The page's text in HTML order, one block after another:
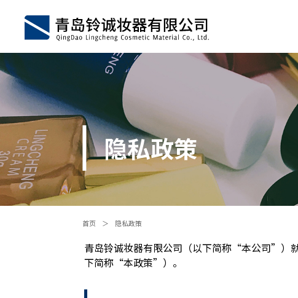
隐私政策
首页 ＞ 隐私政策
青岛铃诚妆器有限公司（以下简称“本公司”）
下简称“本政策”）。